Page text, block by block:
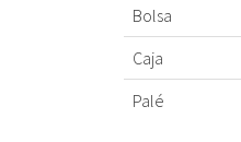
Bolsa
Caja
Palé